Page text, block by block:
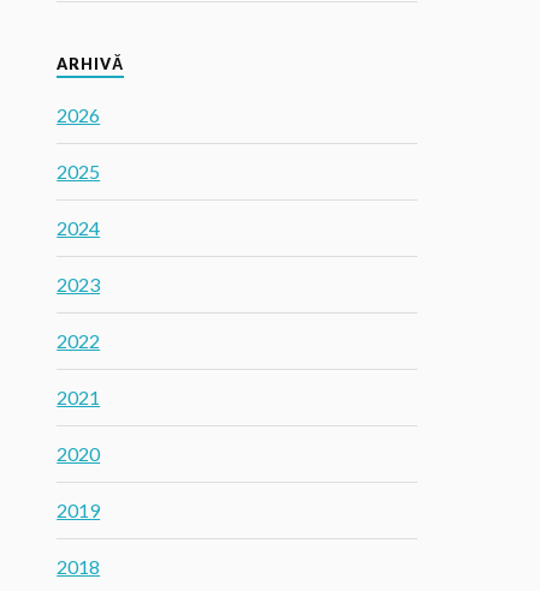
ARHIVĂ
2026
2025
2024
2023
2022
2021
2020
2019
2018